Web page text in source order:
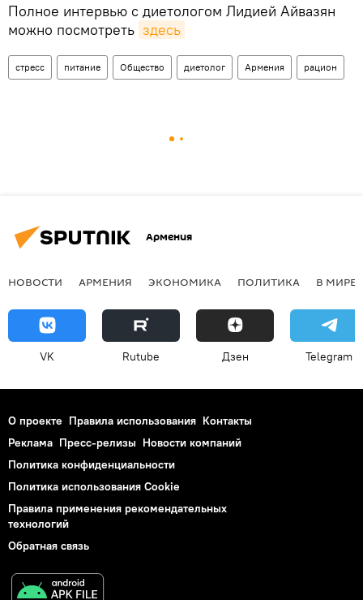
Полное интервью с диетологом Лидией Айвазян
можно посмотреть здесь
стресс питание Общество диетолог Армения рацион
Армения
НОВОСТИ АРМЕНИЯ ЭКОНОМИКА ПОЛИТИКА В МИРЕ
VK Rutube Дзен Telegram
О проекте Правила использования Контакты
Реклама Пресс-релизы Новости компаний
Политика конфиденциальности
Политика использования Cookie
Правила применения рекомендательных
технологий
Обратная связь